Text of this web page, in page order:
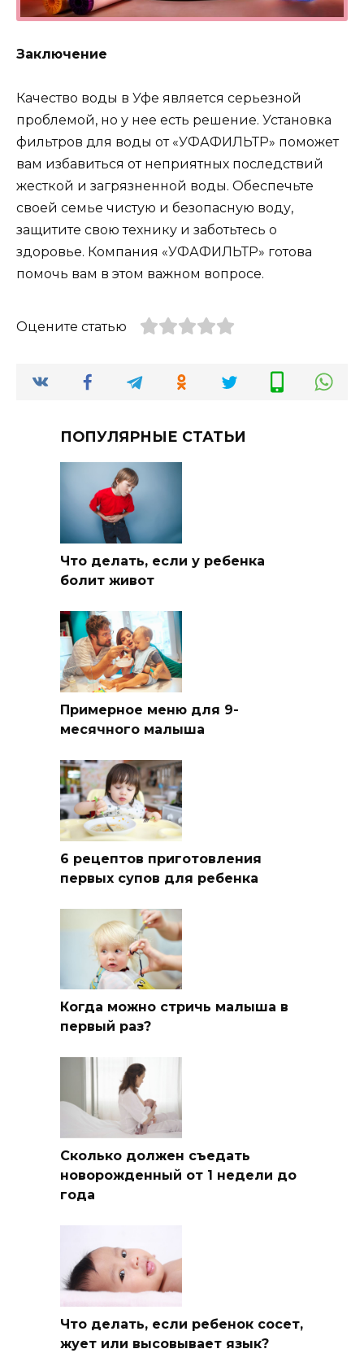
Заключение
Качество воды в Уфе является серьезной
проблемой, но у нее есть решение. Установка
фильтров для воды от «УФАФИЛЬТР» поможет
вам избавиться от неприятных последствий
жесткой и загрязненной воды. Обеспечьте
своей семье чистую и безопасную воду,
защитите свою технику и заботьтесь о
здоровье. Компания «УФАФИЛЬТР» готова
помочь вам в этом важном вопросе.
Оцените статью
ПОПУЛЯРНЫЕ СТАТЬИ
Что делать, если у ребенка
болит живот
Примерное меню для 9-
месячного малыша
6 рецептов приготовления
первых супов для ребенка
Когда можно стричь малыша в
первый раз?
Сколько должен съедать
новорожденный от 1 недели до
года
Что делать, если ребенок сосет,
жует или высовывает язык?